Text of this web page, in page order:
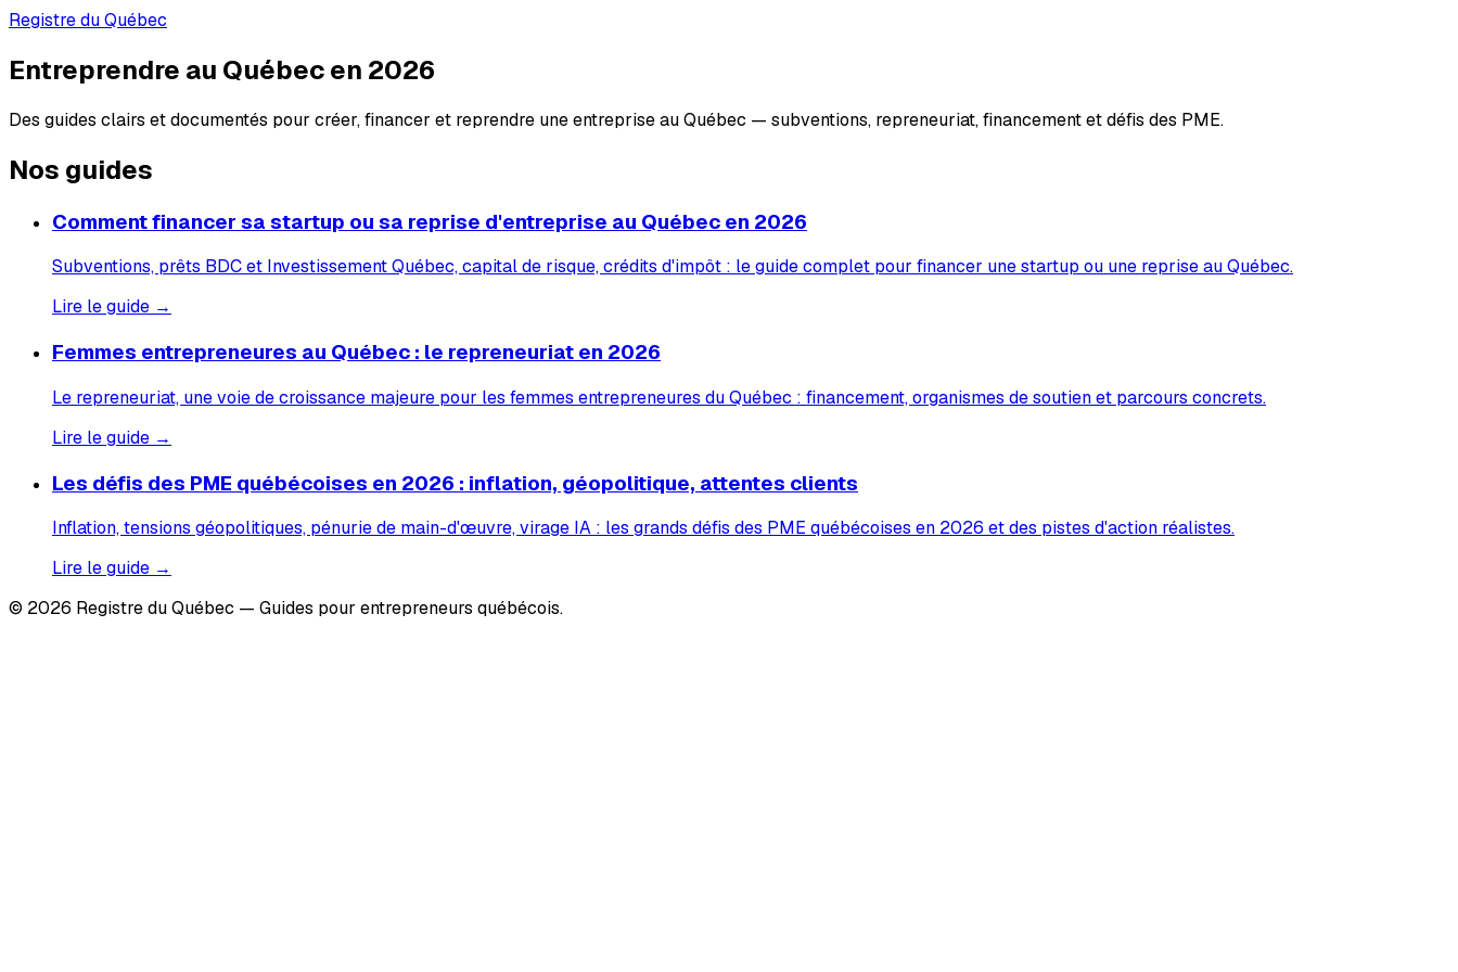
Registre du Québec
Entreprendre au Québec en 2026
Des guides clairs et documentés pour créer, financer et reprendre une entreprise au Québec — subventions, repreneuriat, financement et défis des PME.
Nos guides
Comment financer sa startup ou sa reprise d'entreprise au Québec en 2026
Subventions, prêts BDC et Investissement Québec, capital de risque, crédits d'impôt : le guide complet pour financer une startup ou une reprise au Québec.
Lire le guide →
Femmes entrepreneures au Québec : le repreneuriat en 2026
Le repreneuriat, une voie de croissance majeure pour les femmes entrepreneures du Québec : financement, organismes de soutien et parcours concrets.
Lire le guide →
Les défis des PME québécoises en 2026 : inflation, géopolitique, attentes clients
Inflation, tensions géopolitiques, pénurie de main-d'œuvre, virage IA : les grands défis des PME québécoises en 2026 et des pistes d'action réalistes.
Lire le guide →
© 2026 Registre du Québec — Guides pour entrepreneurs québécois.